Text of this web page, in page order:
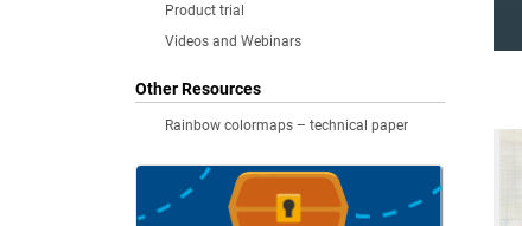
Product trial
Videos and Webinars
Other Resources
Rainbow colormaps – technical paper